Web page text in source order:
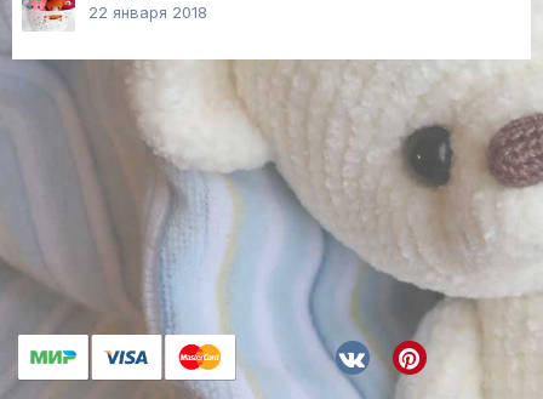
22 января 2018